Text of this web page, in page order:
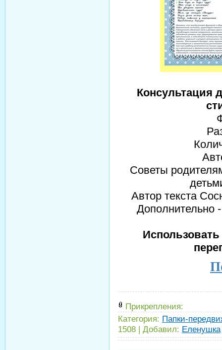
Консультация
Советы
Автор текста
Дополнительно
Прикрепления:
Категория: Папки-
1508 | Добавил: Еленушка